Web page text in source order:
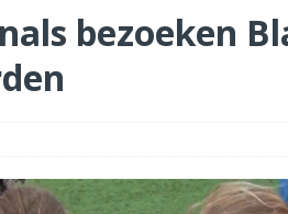
bezoeken